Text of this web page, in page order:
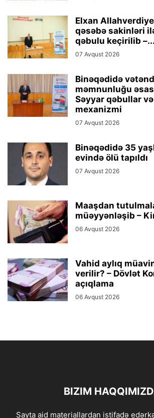
Elxan
qəsəbə sakinləri
qəbulu keçirilib –...
07 Avqust 2026
Binəqədidə
məmnunluğu
Səyyar qəbullar
mexanizmi
07 Avqust 2026
Binəqədidə 35
evində ölü tapıldı
07 Avqust 2026
Maaşdan
müəyyənləşib –
06 Avqust 2026
Vahid aylıq
verilir? – Dövlət
açıqlama
06 Avqust 2026
BIZIM
Sayta aid materiallardan istifadə